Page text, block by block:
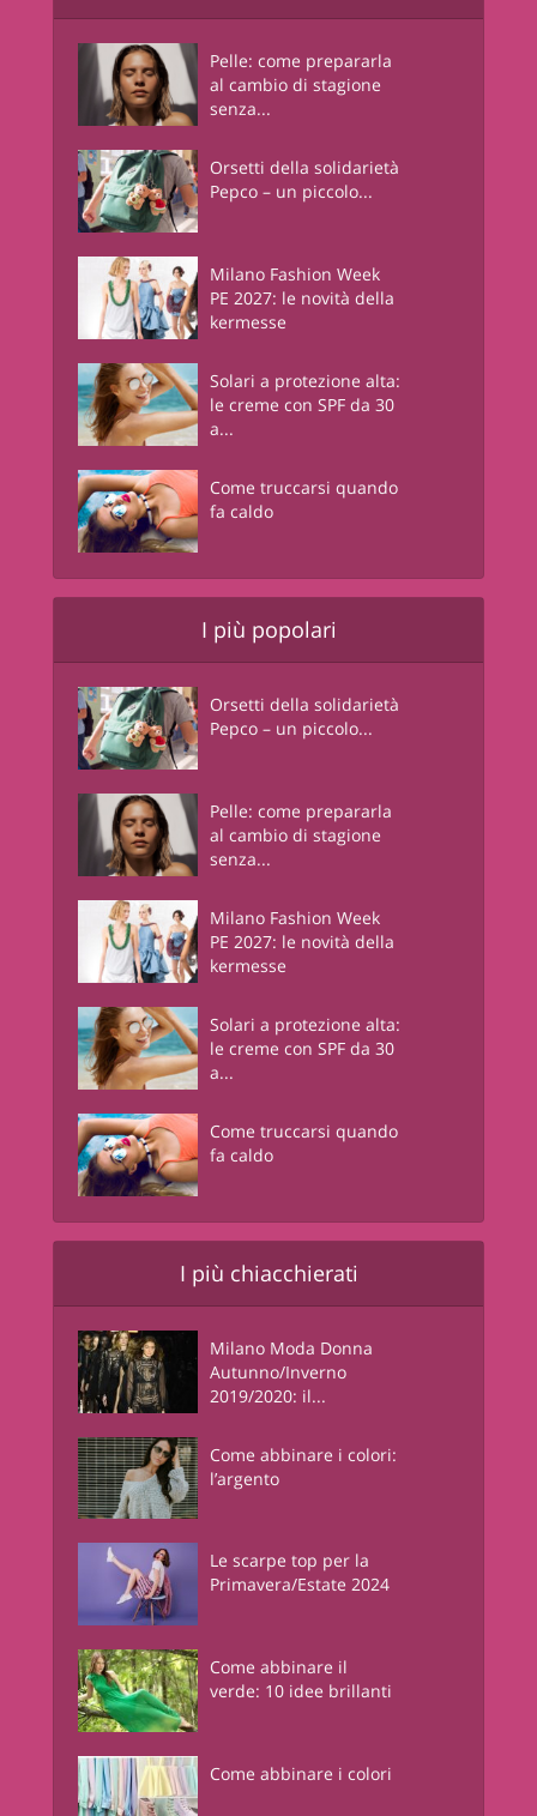
Pelle: come prepararla
al cambio di stagione
senza...
Orsetti della solidarietà
Pepco – un piccolo...
Milano Fashion Week
PE 2027: le novità della
kermesse
Solari a protezione alta:
le creme con SPF da 30
a...
Come truccarsi quando
fa caldo
I più popolari
Orsetti della solidarietà
Pepco – un piccolo...
Pelle: come prepararla
al cambio di stagione
senza...
Milano Fashion Week
PE 2027: le novità della
kermesse
Solari a protezione alta:
le creme con SPF da 30
a...
Come truccarsi quando
fa caldo
I più chiacchierati
Milano Moda Donna
Autunno/Inverno
2019/2020: il...
Come abbinare i colori:
l’argento
Le scarpe top per la
Primavera/Estate 2024
Come abbinare il
verde: 10 idee brillanti
Come abbinare i colori